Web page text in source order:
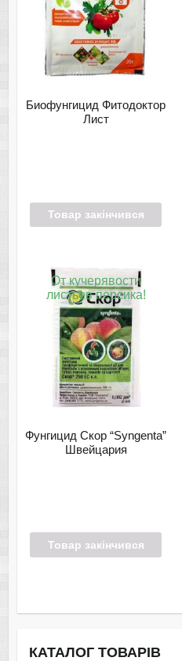
Биофунгицид Фитодоктор
Лист
Товар закінчився
От кучерявости
листьев персика!
Фунгицид Скор “Syngenta”
Швейцария
Товар закінчився
КАТАЛОГ ТОВАРІВ